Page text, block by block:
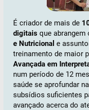
É criador de mais de
digitais que abrangem
e Nutricional e
treinamento de maior
Avançada em
num período de 12
saúde se aprofundar
subsídios suficientes
avançado acerca do